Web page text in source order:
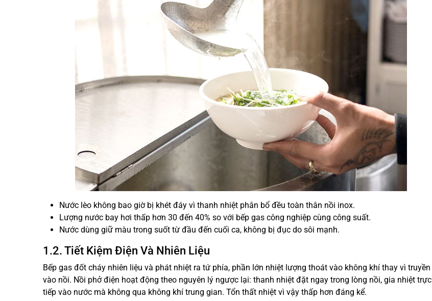
Nước lèo không bao giờ bị khét đáy vì thanh nhiệt phân bổ đều toàn thân nồi inox.
Lượng nước bay hơi thấp hơn 30 đến 40% so với bếp gas công nghiệp cùng công suất.
Nước dùng giữ màu trong suốt từ đầu đến cuối ca, không bị đục do sôi mạnh.
1.2. Tiết Kiệm Điện Và Nhiên Liệu
Bếp gas đốt cháy nhiên liệu và phát nhiệt ra tứ phía, phần lớn nhiệt lượng thoát vào không khí thay vì truyền
vào nồi. Nồi phở điện hoạt động theo nguyên lý ngược lại: thanh nhiệt đặt ngay trong lòng nồi, gia nhiệt trực
tiếp vào nước mà không qua không khí trung gian. Tổn thất nhiệt vì vậy thấp hơn đáng kể.